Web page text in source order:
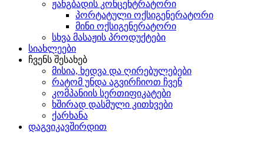
ჟანგბადის კონცენტრატორი
პორტატული ოქსიგენერატორი
მინი ოქსიგენერატორი
სხვა მასაჟის პროდუქტები
სიახლეები
ჩვენს შესახებ
მისია, ხედვა და ღირებულებები
რატომ უნდა აგვირჩიოთ ჩვენ
კომპანიის სერთიფიკატები
ხშირად დასმული კითხვები
ქარხანა
დაგვიკავშირდით